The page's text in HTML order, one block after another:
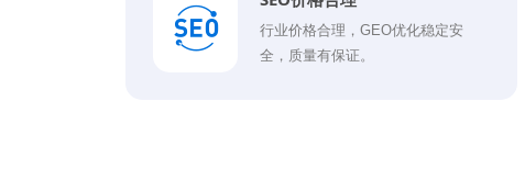
行业价格合理，GEO优化稳定安
全，质量有保证。